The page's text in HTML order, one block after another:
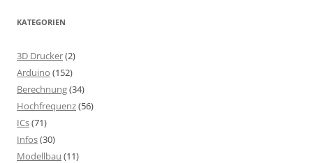
KATEGORIEN
3D Drucker(2)
Arduino (152)
Berechnung(34)
Hochfrequenz(56)
ICs(71)
Infos(30)
Modellbau (11)